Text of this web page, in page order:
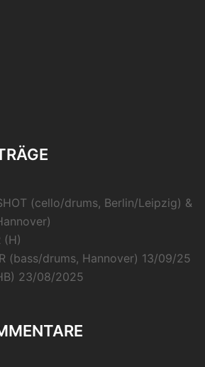
(cello/drums, Berlin/Leipzig) &
(H)
(bass/drums, Hannover) 13/09/25
23/08/2025